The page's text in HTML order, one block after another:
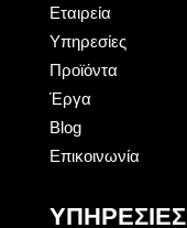
Εταιρεία
Υπηρεσίες
Προϊόντα
Έργα
Blog
Επικοινωνία
ΥΠΗΡΕΣΙΕΣ